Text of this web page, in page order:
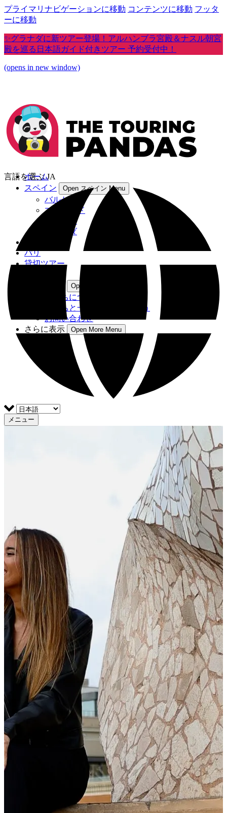
プライマリナビゲーションに移動 コンテンツに移動 フッタ
ーに移動
✨グラナダに新ツアー登場！アルハンブラ宮殿＆ナスル朝宮
殿を巡る日本語ガイド付きツアー 予約受付中！
(opens in new window)
ホーム
スペイン
Open スペイン Menu
バルセロナ
マドリード
セビリア
グラナダ
パリ
貸切ツアー
Open もっと見る Menu
私たちについて
私たちと一緒に働きましょう
お問い合わせ
さらに表示
Open More Menu
言語を選ぶ JA
メニュー